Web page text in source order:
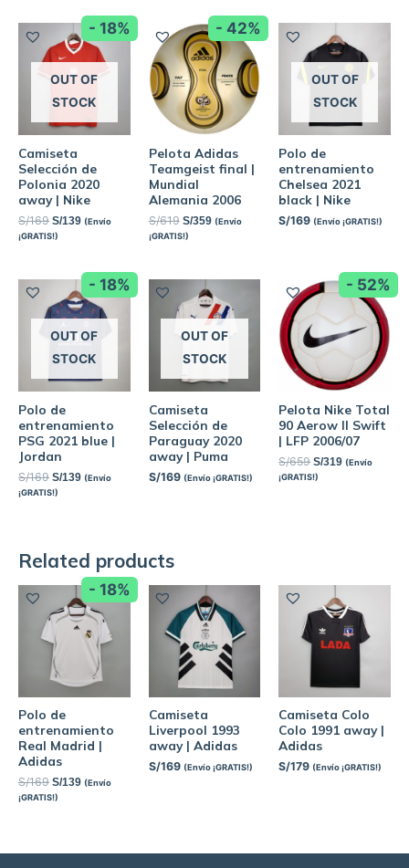
- 18%
OUT OF
STOCK
Camiseta
Selección de
Polonia 2020
away | Nike
S/169 S/139 (Envío
¡GRATIS!)
- 42%
Pelota Adidas
Teamgeist final |
Mundial
Alemania 2006
S/619 S/359 (Envío
¡GRATIS!)
OUT OF
STOCK
Polo de
entrenamiento
Chelsea 2021
black | Nike
S/169 (Envío ¡GRATIS!)
- 18%
OUT OF
STOCK
Polo de
entrenamiento
PSG 2021 blue |
Jordan
S/169 S/139 (Envío
¡GRATIS!)
OUT OF
STOCK
Camiseta
Selección de
Paraguay 2020
away | Puma
S/169 (Envío ¡GRATIS!)
- 52%
Pelota Nike Total
90 Aerow II Swift
| LFP 2006/07
S/659 S/319 (Envío
¡GRATIS!)
Related products
- 18%
Polo de
entrenamiento
Real Madrid |
Adidas
S/169 S/139 (Envío
¡GRATIS!)
Camiseta
Liverpool 1993
away | Adidas
S/169 (Envío ¡GRATIS!)
Camiseta Colo
Colo 1991 away |
Adidas
S/179 (Envío ¡GRATIS!)